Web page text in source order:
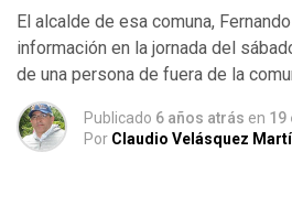
El alcalde de esa comuna,
información en la jornada del
de una persona de fuera de la
Publicado 6 años atrás en 19
Por Claudio Velásquez